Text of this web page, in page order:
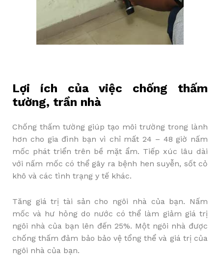
Lợi ích của việc chống thấm
tường, trần nhà
Chống thấm tường giúp tạo môi trường trong lành
hơn cho gia đình bạn vì chỉ mất 24 – 48 giờ nấm
mốc phát triển trên bề mặt ẩm. Tiếp xúc lâu dài
với nấm mốc có thể gây ra bệnh hen suyễn, sốt cỏ
khô và các tình trạng y tế khác.
Tăng giá trị tài sản cho ngôi nhà của bạn. Nấm
mốc và hư hỏng do nước có thể làm giảm giá trị
ngôi nhà của bạn lên đến 25%. Một ngôi nhà được
chống thấm đảm bảo bảo vệ tổng thể và giá trị của
ngôi nhà của bạn.